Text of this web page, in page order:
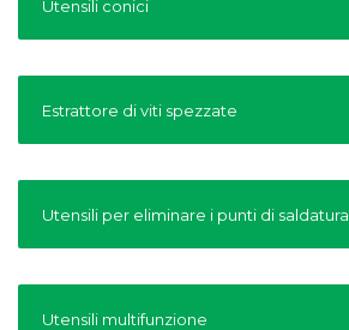
Utensili conici
Estrattore di viti spezzate
Utensili per eliminare i punti di saldatura
Utensili multifunzione